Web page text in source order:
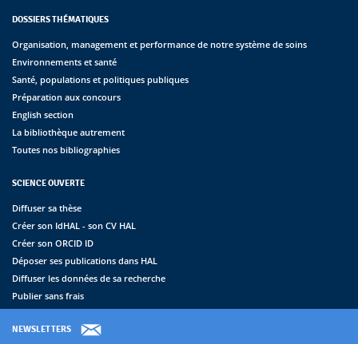
DOSSIERS THÉMATIQUES
Organisation, management et performance de notre système de soins
Environnements et santé
Santé, populations et politiques publiques
Préparation aux concours
English section
La bibliothèque autrement
Toutes nos bibliographies
SCIENCE OUVERTE
Diffuser sa thèse
Créer son IdHAL - son CV HAL
Créer son ORCID ID
Déposer ses publications dans HAL
Diffuser les données de sa recherche
Publier sans frais
NEWSLETTERS